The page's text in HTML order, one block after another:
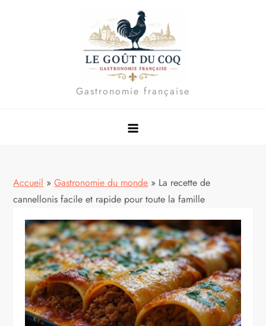
Gastronomie française
Accueil » Gastronomie du monde » La recette de
cannellonis facile et rapide pour toute la famille